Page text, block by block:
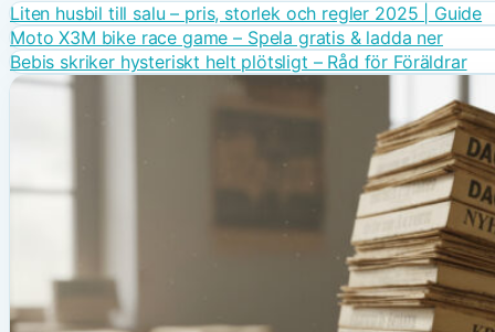
Liten husbil till salu – pris, storlek och regler 2025 | Guide
Moto X3M bike race game – Spela gratis & ladda ner
Bebis skriker hysteriskt helt plötsligt – Råd för Föräldrar